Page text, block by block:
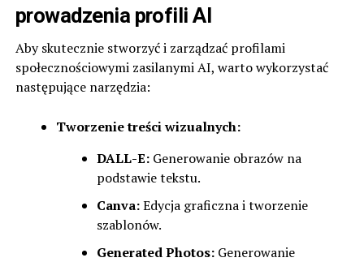
prowadzenia profili AI
Aby skutecznie stworzyć i zarządzać profilami
społecznościowymi zasilanymi AI, warto wykorzystać
następujące narzędzia:
Tworzenie treści wizualnych:
DALL-E:Generowanie obrazów na
podstawie tekstu.
Canva:Edycja graficzna i tworzenie
szablonów.
Generated Photos:Generowanie